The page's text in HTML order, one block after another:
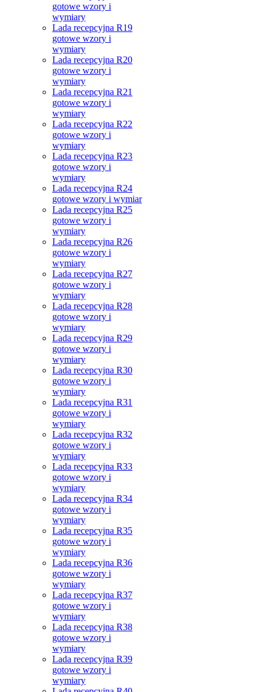
gotowe wzory i
wymiary
Lada recepcyjna R19
gotowe wzory i
wymiary
Lada recepcyjna R20
gotowe wzory i
wymiary
Lada recepcyjna R21
gotowe wzory i
wymiary
Lada recepcyjna R22
gotowe wzory i
wymiary
Lada recepcyjna R23
gotowe wzory i
wymiary
Lada recepcyjna R24
gotowe wzory i wymiar
Lada recepcyjna R25
gotowe wzory i
wymiary
Lada recepcyjna R26
gotowe wzory i
wymiary
Lada recepcyjna R27
gotowe wzory i
wymiary
Lada recepcyjna R28
gotowe wzory i
wymiary
Lada recepcyjna R29
gotowe wzory i
wymiary
Lada recepcyjna R30
gotowe wzory i
wymiary
Lada recepcyjna R31
gotowe wzory i
wymiary
Lada recepcyjna R32
gotowe wzory i
wymiary
Lada recepcyjna R33
gotowe wzory i
wymiary
Lada recepcyjna R34
gotowe wzory i
wymiary
Lada recepcyjna R35
gotowe wzory i
wymiary
Lada recepcyjna R36
gotowe wzory i
wymiary
Lada recepcyjna R37
gotowe wzory i
wymiary
Lada recepcyjna R38
gotowe wzory i
wymiary
Lada recepcyjna R39
gotowe wzory i
wymiary